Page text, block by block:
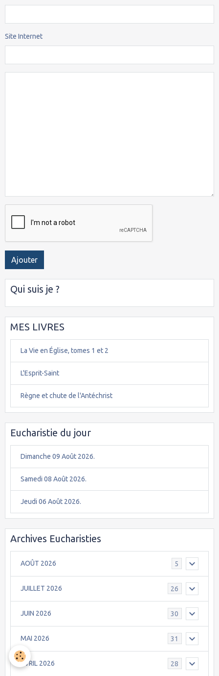
Site Internet
Ajouter
Qui suis je ?
MES LIVRES
La Vie en Église, tomes 1 et 2
L'Esprit-Saint
Règne et chute de l'Antéchrist
Eucharistie du jour
Dimanche 09 Août 2026.
Samedi 08 Août 2026.
Jeudi 06 Août 2026.
Archives Eucharisties
AOÛT 2026 5
JUILLET 2026 26
JUIN 2026 30
MAI 2026 31
AVRIL 2026 28